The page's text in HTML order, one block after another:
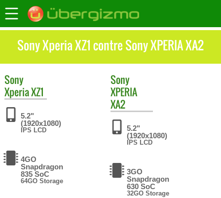
Sony Xperia XZ1 contre Sony XPERIA XA2
Sony
Xperia XZ1
5.2"
(1920x1080)
IPS LCD
4GO
Snapdragon
835 SoC
64GO Storage
Sony
XPERIA
XA2
5.2"
(1920x1080)
IPS LCD
3GO
Snapdragon
630 SoC
32GO Storage